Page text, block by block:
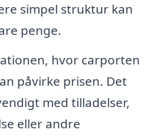
simpel struktur kan
penge.
hvor carporten
påvirke prisen. Det
med tilladelser,
eller andre